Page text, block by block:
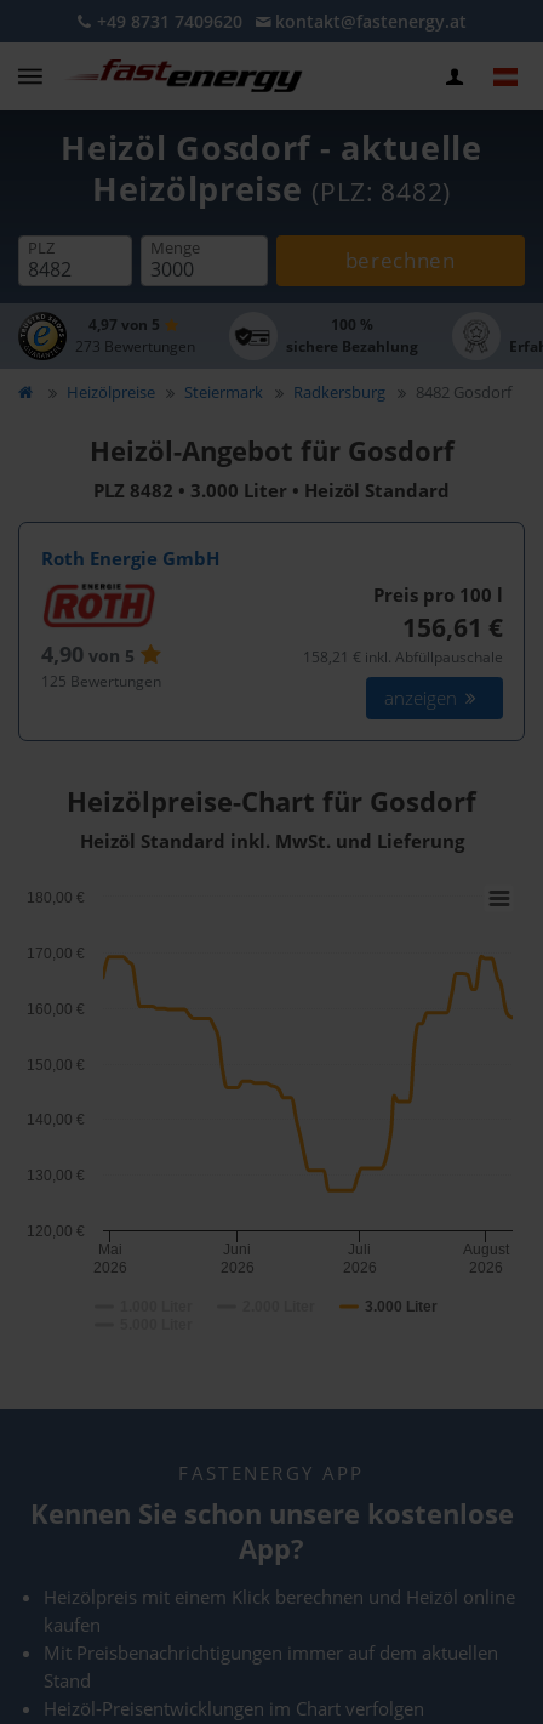
+49 8731 7409620 kontakt@fastenergy.at
Heizöl Gosdorf - aktuelle
Heizölpreise (PLZ: 8482)
PLZ Menge berechnen
4,97 von 5
273 Bewertungen
100 %
sichere Bezahlung
Heizölpreise Steiermark Radkersburg 8482 Gosdorf
Heizöl-Angebot für Gosdorf
PLZ 8482 • 3.000 Liter • Heizöl Standard
Roth Energie GmbH
4,90 von 5
125 Bewertungen
Preis pro 100 l
156,61 €
158,21 € inkl. Abfüllpauschale
anzeigen
Heizölpreise-Chart für Gosdorf
Heizöl Standard inkl. MwSt. und Lieferung
3.000 Liter
Mai
2026
Juni
2026
Juli
2026
August
2026
120,00 €
130,00 €
140,00 €
150,00 €
160,00 €
170,00 €
180,00 €
FASTENERGY APP
Kennen Sie schon unsere kostenlose
App?
Heizölpreis mit einem Klick berechnen und Heizöl online
kaufen
Mit Preisbenachrichtigungen immer auf dem aktuellen
Stand
Heizöl-Preisentwicklungen im Chart verfolgen